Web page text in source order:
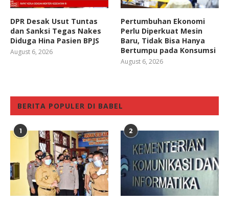
DPR Desak Usut Tuntas
dan Sanksi Tegas Nakes
Diduga Hina Pasien BPJS
August 6, 2026
Pertumbuhan Ekonomi
Perlu Diperkuat Mesin
Baru, Tidak Bisa Hanya
Bertumpu pada Konsumsi
August 6, 2026
BERITA POPULER DI BABEL
1 2